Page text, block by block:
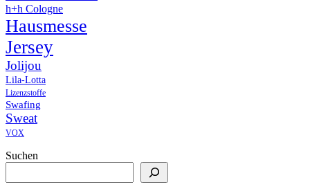
h+h Cologne
Hausmesse
Jersey
Jolijou
Lila-Lotta
Lizenzstoffe
Swafing
Sweat
VOX
Suchen